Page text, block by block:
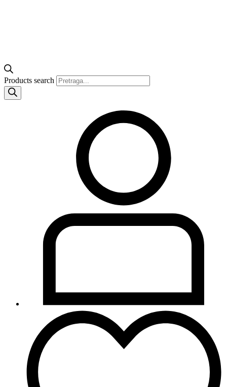
Products search